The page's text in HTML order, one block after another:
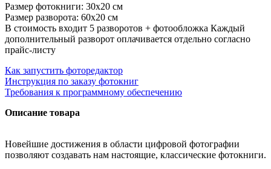
Размер фотокниги: 30x20 см
Размер разворота: 60х20 см
В стоимость входит 5 разворотов + фотообложка Каждый
дополнительный разворот оплачивается отдельно согласно
прайс-листу
Как запустить фоторедактор
Инструкция по заказу фотокниг
Требования к программному обеспечению
Описание товара
Новейшие достижения в области цифровой фотографии
позволяют создавать нам настоящие, классические фотокниги.